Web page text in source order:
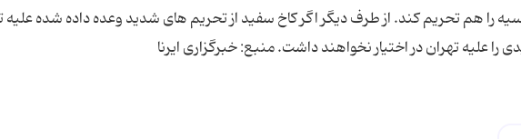
را هم تحریم کند. از طرف دیگر اگر کاخ سفید از تحریم های شدید وعده داده شده علیه
علیه تهران در اختیار نخواهند داشت. منبع: خبرگزاری ایرنا